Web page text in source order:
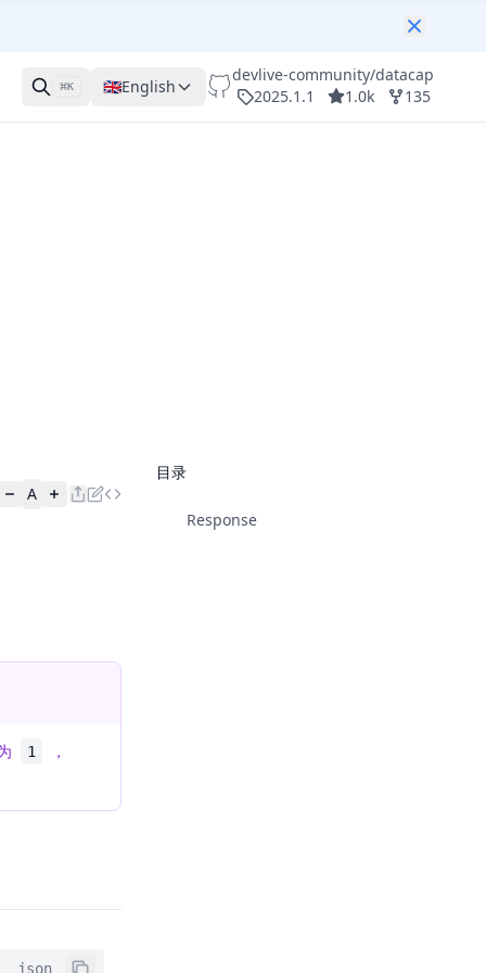
⌘K 🇬🇧English
devlive-community/datacap
2025.1.1
1.0k 135
A
1 ，
json
目录
Response